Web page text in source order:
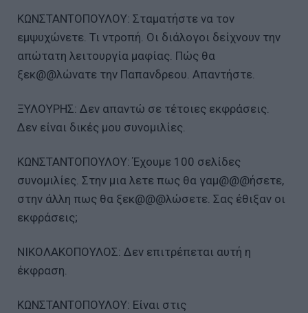
ΚΩΝΣΤΑΝΤΟΠΟΥΛΟΥ: Σταματήστε να τον
εμψυχώνετε. Τι ντροπή. Οι διάλογοι δείχνουν την
απώτατη λειτουργία μαφίας. Πώς θα
ξεκ@@λώνατε την Παπανδρεου. Απαντήστε.
ΞΥΛΟΥΡΗΣ: Δεν απαντώ σε τέτοιες εκφράσεις.
Δεν είναι δικές μου συνομιλίες.
ΚΩΝΣΤΑΝΤΟΠΟΥΛΟΥ: Έχουμε 100 σελίδες
συνομιλίες. Στην μια λετε πως θα γαμ@@@ήσετε,
στην άλλη πως θα ξεκ@@@λώσετε. Σας έθιξαν οι
εκφράσεις;
ΝΙΚΟΛΑΚΟΠΟΥΛΟΣ: Δεν επιτρέπεται αυτή η
έκφραση.
ΚΩΝΣΤΑΝΤΟΠΟΥΛΟΥ: Είναι στις